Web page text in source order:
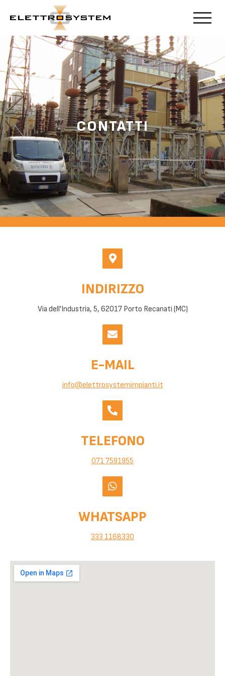
CONTATTI
INDIRIZZO
Via dell'Industria, 5, 62017 Porto Recanati (MC)
E-MAIL
info@elettrosystemimpianti.it
TELEFONO
071 7591955
WHATSAPP
333 1168330